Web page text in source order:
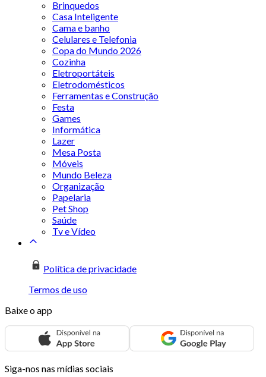
Brinquedos
Casa Inteligente
Cama e banho
Celulares e Telefonia
Copa do Mundo 2026
Cozinha
Eletroportáteis
Eletrodomésticos
Ferramentas e Construção
Festa
Games
Informática
Lazer
Mesa Posta
Móveis
Mundo Beleza
Organização
Papelaria
Pet Shop
Saúde
Tv e Vídeo
Política de privacidade
Termos de uso
Baixe o app
Siga-nos nas mídias sociais